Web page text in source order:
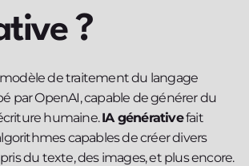
?
de traitement du langage
par OpenAI, capable de générer du
humaine.IA générativefait
capables de créer divers
du texte, des images, et plus encore.